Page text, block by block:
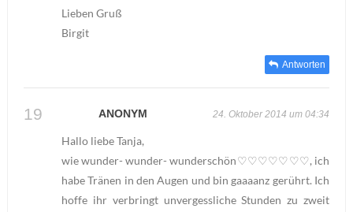
Lieben Gruß
Birgit
Antworten
ANONYM 24. Oktober 2014 um 04:34
Hallo liebe Tanja,
wie wunder- wunder- wunderschön♡♡♡♡♡♡♡, ich
habe Tränen in den Augen und bin gaaaanz gerührt. Ich
hoffe ihr verbringt unvergessliche Stunden zu zweit